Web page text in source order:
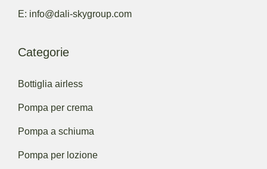
E: info@dali-skygroup.com
Categorie
Bottiglia airless
Pompa per crema
Pompa a schiuma
Pompa per lozione